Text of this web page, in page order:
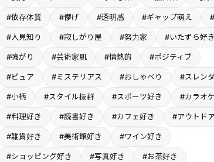
#依存体質 #儚げ #透明感 #ギャップ萌え
#人見知り #寂しがり屋 #努力家 #いたずら好き
#強がり #芸術家肌 #情熱的 #ポジティブ
#ピュア #ミステリアス #おしゃべり #スレン
#小柄 #スタイル抜群 #スポーツ好き #カラオ
#料理好き #読書好き #カフェ好き #アウトド
#雑貨好き #美術館好き #ワイン好き
#ショッピング好き #写真好き #お茶好き